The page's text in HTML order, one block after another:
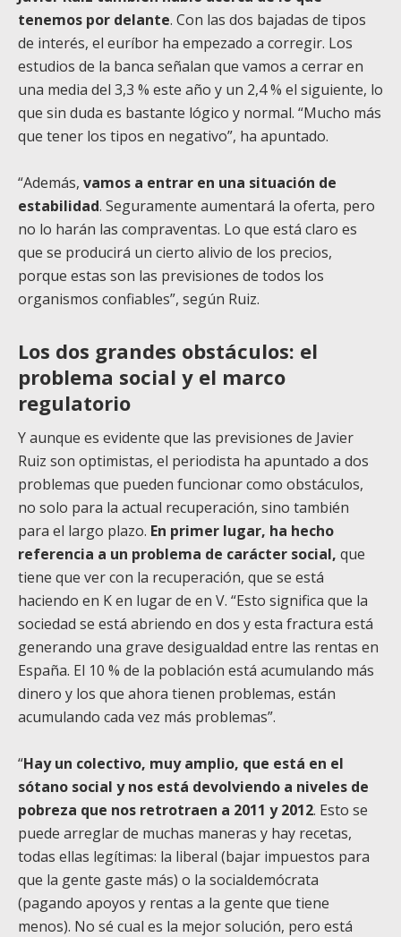
tenemos por delante. Con las dos bajadas de tipos
de interés, el euríbor ha empezado a corregir. Los
estudios de la banca señalan que vamos a cerrar en
una media del 3,3 % este año y un 2,4 % el siguiente, lo
que sin duda es bastante lógico y normal. “Mucho más
que tener los tipos en negativo”, ha apuntado.
“Además, vamos a entrar en una situación de
estabilidad. Seguramente aumentará la oferta, pero
no lo harán las compraventas. Lo que está claro es
que se producirá un cierto alivio de los precios,
porque estas son las previsiones de todos los
organismos confiables”, según Ruiz.
Los dos grandes obstáculos: el
problema social y el marco
regulatorio
Y aunque es evidente que las previsiones de Javier
Ruiz son optimistas, el periodista ha apuntado a dos
problemas que pueden funcionar como obstáculos,
no solo para la actual recuperación, sino también
para el largo plazo. En primer lugar, ha hecho
referencia a un problema de carácter social, que
tiene que ver con la recuperación, que se está
haciendo en K en lugar de en V. “Esto significa que la
sociedad se está abriendo en dos y esta fractura está
generando una grave desigualdad entre las rentas en
España. El 10 % de la población está acumulando más
dinero y los que ahora tienen problemas, están
acumulando cada vez más problemas”.
“Hay un colectivo, muy amplio, que está en el
sótano social y nos está devolviendo a niveles de
pobreza que nos retrotraen a 2011 y 2012. Esto se
puede arreglar de muchas maneras y hay recetas,
todas ellas legítimas: la liberal (bajar impuestos para
que la gente gaste más) o la socialdemócrata
(pagando apoyos y rentas a la gente que tiene
menos). No sé cual es la mejor solución, pero está